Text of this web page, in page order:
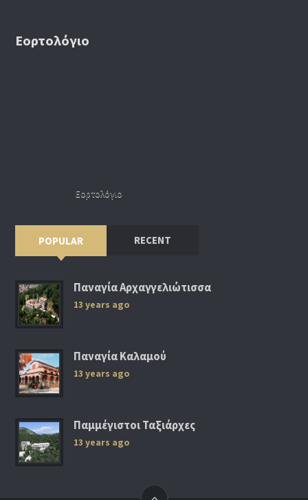
Εορτολόγιο
Εορτολόγιο
POPULAR RECENT
Παναγία Αρχαγγελιώτισσα
13 years ago
Παναγία Καλαμού
13 years ago
Παμμέγιστοι Ταξιάρχες
13 years ago